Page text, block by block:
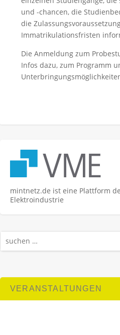
und -chancen, die
die
Immatrikulationsfristen
Die Anmeldung zum
Infos dazu, zum Programm
mintnetz.de ist eine Plattform
Elektroindustrie
VERANSTALTUNGEN